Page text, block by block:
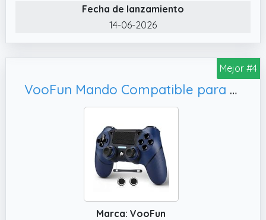
✔️ Protección efectiva del stick | Las
cubiertas protegen tus sticks contra el
Fecha de lanzamiento
14-06-2026
Mejor #4
VooFun Mando Compatible para PS4 Pro Slim, Inalámbrico Mando Compatible con PS4
Marca: VooFun